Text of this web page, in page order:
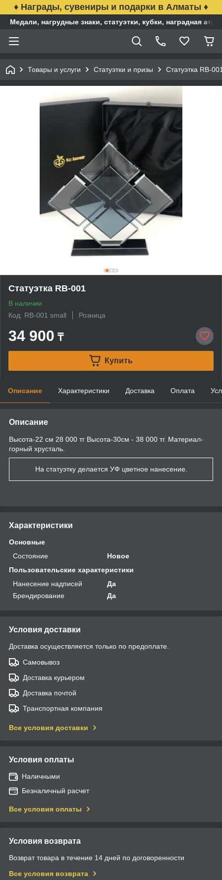
♦ Награды, сувениры и подарки в Алматы ♦
Медали, нагрудные знаки, статуэтки, кубки, наградная
Товары и услуги Статуэтки и призы Статуэтка RB-
Статуэтка RB-001
В наличии
Код: RB-001 small
Розница
34 900 ₸
Купить
Описание Характеристики Доставка Оплата
Описание
Высота-22 см 28 000 тг Высота-30см - 38 000 тг. Материал-
горный хрусталь.
На статуэтку делается УФ цветное нанесение.
Характеристики
Основные
Состояние
Новое
Пользовательские характеристики
Нанесение надписей
Да
Брендирование
Да
Условия доставки
Доставка осуществляется только по предоплате.
Самовывоз
Доставка курьером
Доставка почтой
Транспортная компания
Все условия доставки
Условия оплаты
Наличными
Безналичный расчет
Все условия оплаты
Условия возврата
Возврат товара в течение 14 дней по договоренности
Все условия возврата